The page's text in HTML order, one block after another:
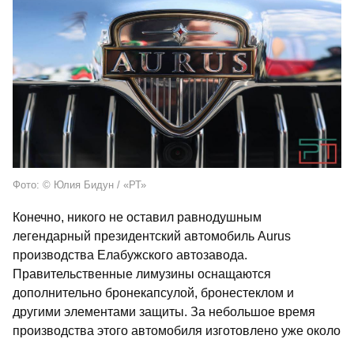
Фото: © Юлия Бидун / «РТ»
Конечно, никого не оставил равнодушным
легендарный президентский автомобиль Aurus
производства Елабужского автозавода.
Правительственные лимузины оснащаются
дополнительно бронекапсулой, бронестеклом и
другими элементами защиты. За небольшое время
производства этого автомобиля изготовлено уже около